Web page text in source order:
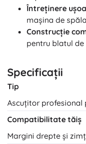
Întreținere
mașina de
Construcție
pentru blatul
Specificații
Tip
Ascuțitor profesional
Compatibilitate tăiș
Margini drepte și